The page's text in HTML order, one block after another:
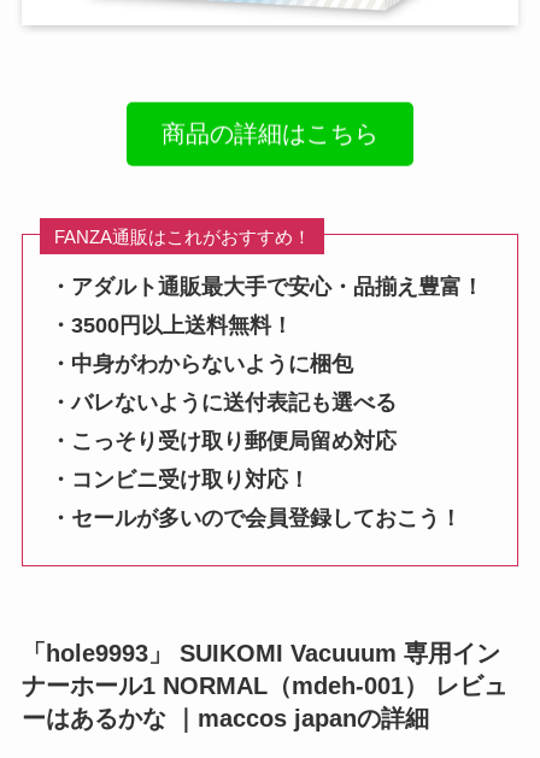
商品の詳細はこちら
FANZA通販はこれがおすすめ！
・アダルト通販最大手で安心・品揃え豊富！
・3500円以上送料無料！
・中身がわからないように梱包
・バレないように送付表記も選べる
・こっそり受け取り郵便局留め対応
・コンビニ受け取り対応！
・セールが多いので会員登録しておこう！
「hole9993」 SUIKOMI Vacuuum 専用イン
ナーホール1 NORMAL（mdeh-001） レビュ
ーはあるかな ｜maccos japanの詳細